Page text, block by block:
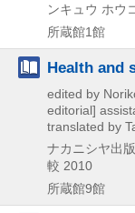
ンキュウ ホウ
所蔵館1館
Health and
edited by
editorial]
translated by
ナカニシヤ出版
較 2010
所蔵館9館